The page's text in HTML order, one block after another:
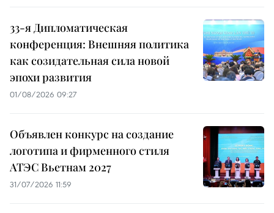
33-я Дипломатическая
конференция: Внешняя политика
как созидательная сила новой
эпохи развития
01/08/2026 09:27
Объявлен конкурс на создание
логотипа и фирменного стиля
АТЭС Вьетнам 2027
31/07/2026 11:59